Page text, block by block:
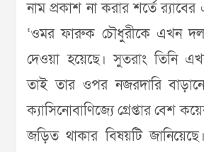
নাম প্রকাশ না করার শর্তে
‘ওমর ফারুক চৌধুরীকে এখন দল
দেওয়া হয়েছে। সুতরাং তিনি
তাই তার ওপর নজরদারি
ক্যাসিনোবাণিজ্যে গ্রেপ্তার বেশ
জড়িত থাকার বিষয়টি